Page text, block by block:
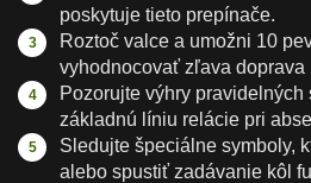
poskytuje tieto prepínače.
Roztoč valce a umožni 10
vyhodnocovať zľava
Pozorujte výhry
základnú líniu relácie pri
Sledujte špeciálne symboly,
alebo spustiť zadávanie kôl